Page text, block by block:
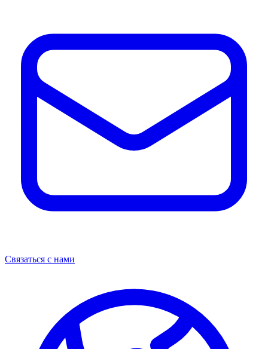
Связаться с нами